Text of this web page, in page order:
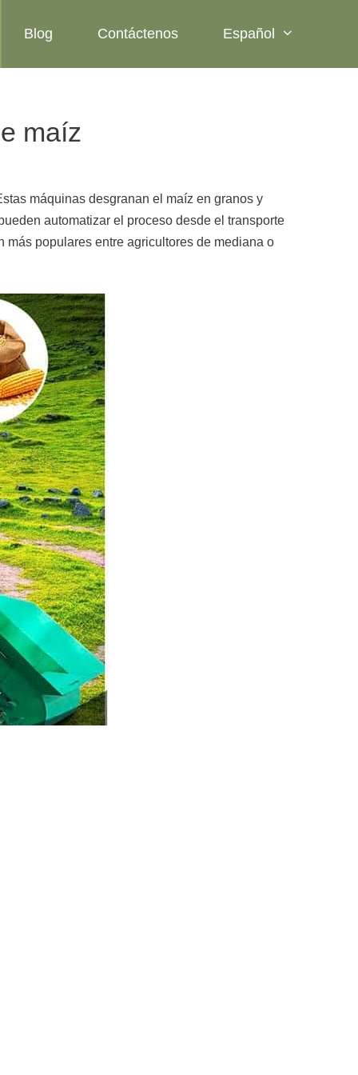
Blog Contáctenos Español
maíz
máquinas desgranan el maíz en granos y
automatizar el proceso desde el transporte
populares entre agricultores de mediana o